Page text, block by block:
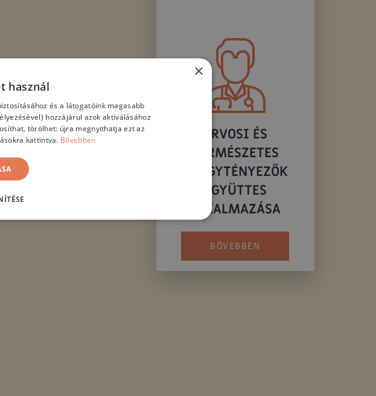
kemo-és sugárterápia
ORVOSI ÉS
TERMÉSZETES
GYÓGYTÉNYEZŐK
EGYÜTTES
ALKALMAZÁSA
BŐVEBBEN
×
használ
és a látogatóink magasabb
hozzájárul azok aktiválásához
törölhet: újra megnyithatja ezt az
kattintva. Bővebben